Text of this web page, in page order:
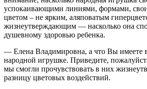
успокаивающими линиями, формами,
цветом – не ярким, аляповатым
жизнеутверждающим — насколько она
душевному здоровью ребенка.
— Елена Владимировна, а что Вы имеете
народной игрушке. Приведите,
мы смогли прочувствовать в них
разницу цветовых воздействий.